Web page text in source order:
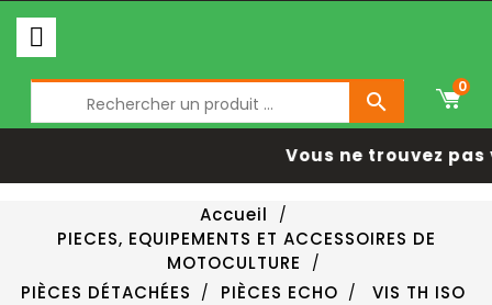

0
Vous ne trouvez
Accueil
PIECES, EQUIPEMENTS ET ACCESSOIRES DE
MOTOCULTURE
PIÈCES DÉTACHÉES
PIÈCES ECHO VIS TH ISO